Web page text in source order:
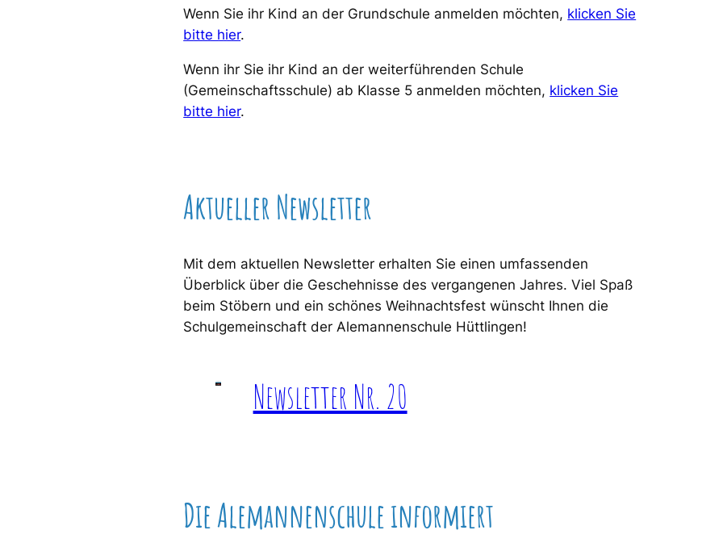
Wenn Sie ihr Kind an der Grundschule anmelden möchten, klicken Sie
bitte hier.
Wenn ihr Sie ihr Kind an der weiterführenden Schule
(Gemeinschaftsschule) ab Klasse 5 anmelden möchten, klicken Sie
bitte hier.
Aktueller Newsletter
Mit dem aktuellen Newsletter erhalten Sie einen umfassenden
Überblick über die Geschehnisse des vergangenen Jahres. Viel Spaß
beim Stöbern und ein schönes Weihnachtsfest wünscht Ihnen die
Schulgemeinschaft der Alemannenschule Hüttlingen!
Newsletter Nr. 20
Die Alemannenschule informiert